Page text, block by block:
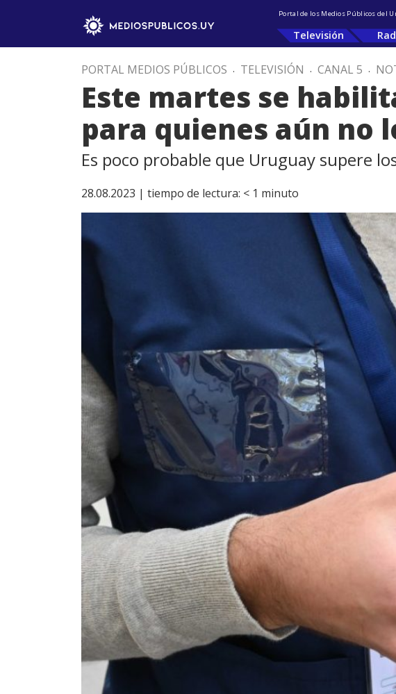
Portal de los Medios Públicos del
Televisión
PORTAL MEDIOS PÚBLICOS . TELEVISIÓN . CANAL 5 .
Este martes se
para quienes aún no
Es poco probable que Uruguay supere
28.08.2023 | tiempo de lectura: < 1 minuto